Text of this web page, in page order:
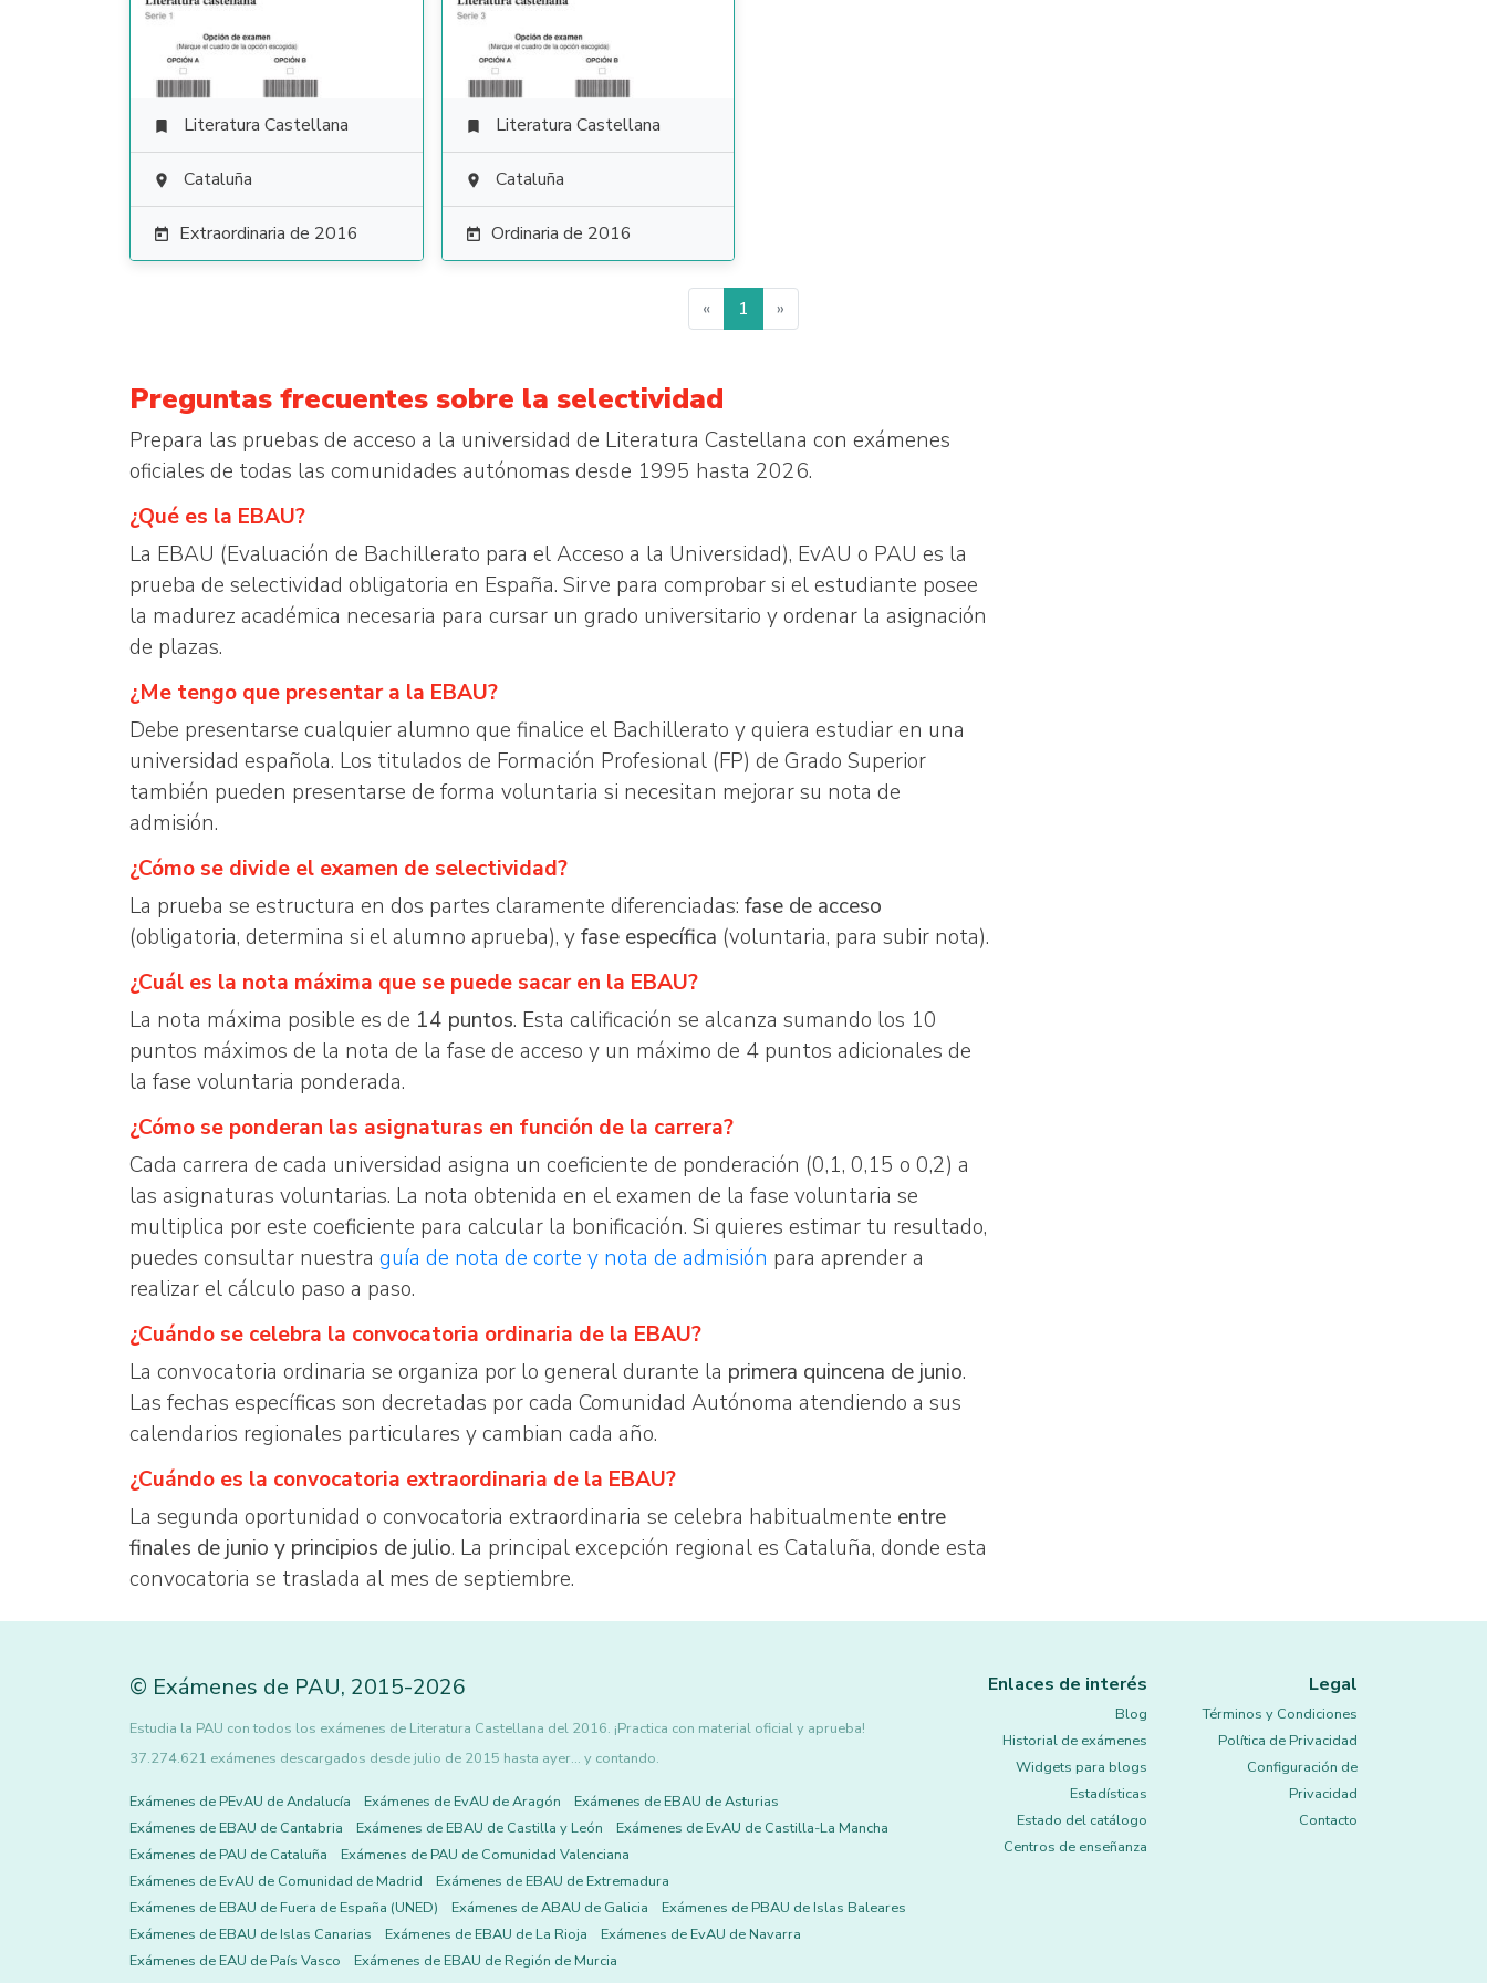
 Literatura Castellana
 Cataluña
 Extraordinaria de 2016
 Literatura Castellana
 Cataluña
 Ordinaria de 2016
« 1 »
Preguntas frecuentes sobre la selectividad
Prepara las pruebas de acceso a la universidad de Literatura Castellana con exámenes
oficiales de todas las comunidades autónomas desde 1995 hasta 2026.
¿Qué es la EBAU?
La EBAU (Evaluación de Bachillerato para el Acceso a la Universidad), EvAU o PAU es la
prueba de selectividad obligatoria en España. Sirve para comprobar si el estudiante posee
la madurez académica necesaria para cursar un grado universitario y ordenar la asignación
de plazas.
¿Me tengo que presentar a la EBAU?
Debe presentarse cualquier alumno que finalice el Bachillerato y quiera estudiar en una
universidad española. Los titulados de Formación Profesional (FP) de Grado Superior
también pueden presentarse de forma voluntaria si necesitan mejorar su nota de
admisión.
¿Cómo se divide el examen de selectividad?
La prueba se estructura en dos partes claramente diferenciadas: fase de acceso
(obligatoria, determina si el alumno aprueba), yfase específica (voluntaria, para subir nota).
¿Cuál es la nota máxima que se puede sacar en la EBAU?
La nota máxima posible es de 14 puntos. Esta calificación se alcanza sumando los 10
puntos máximos de la nota de la fase de acceso y un máximo de 4 puntos adicionales de
la fase voluntaria ponderada.
¿Cómo se ponderan las asignaturas en función de la carrera?
Cada carrera de cada universidad asigna un coeficiente de ponderación (0,1, 0,15 o 0,2) a
las asignaturas voluntarias. La nota obtenida en el examen de la fase voluntaria se
multiplica por este coeficiente para calcular la bonificación. Si quieres estimar tu resultado,
puedes consultar nuestra guía de nota de corte y nota de admisión para aprender a
realizar el cálculo paso a paso.
¿Cuándo se celebra la convocatoria ordinaria de la EBAU?
La convocatoria ordinaria se organiza por lo general durante la primera quincena de junio.
Las fechas específicas son decretadas por cada Comunidad Autónoma atendiendo a sus
calendarios regionales particulares y cambian cada año.
¿Cuándo es la convocatoria extraordinaria de la EBAU?
La segunda oportunidad o convocatoria extraordinaria se celebra habitualmente entre
finales de junio y principios de julio. La principal excepción regional es Cataluña, donde esta
convocatoria se traslada al mes de septiembre.
© Exámenes de PAU, 2015-2026
Estudia la PAU con todos los exámenes de Literatura Castellana del 2016. ¡Practica con material oficial y aprueba!
37.274.621 exámenes descargados desde julio de 2015 hasta ayer... y contando.
Exámenes de PEvAU de Andalucía Exámenes de EvAU de Aragón
Exámenes de EBAU de Asturias
Exámenes de EBAU de Cantabria
Exámenes de EBAU de Castilla y León
Exámenes de EvAU de Castilla-La Mancha
Exámenes de PAU de Cataluña
Exámenes de PAU de Comunidad Valenciana
Exámenes de EvAU de Comunidad de Madrid
Exámenes de EBAU de Extremadura
Exámenes de EBAU de Fuera de España (UNED)
Exámenes de ABAU de Galicia
Exámenes de PBAU de Islas Baleares
Exámenes de EBAU de Islas Canarias
Exámenes de EBAU de La Rioja
Exámenes de EvAU de Navarra
Exámenes de EAU de País Vasco
Exámenes de EBAU de Región de Murcia
Enlaces de interés
Blog
Historial de exámenes
Widgets para blogs
Estadísticas
Estado del catálogo
Centros de enseñanza
Legal
Términos y Condiciones
Política de Privacidad
Configuración de
Privacidad
Contacto